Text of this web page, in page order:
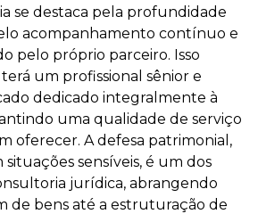
se destaca pela profundidade
acompanhamento contínuo e
pelo próprio parceiro. Isso
um profissional sênior e
dedicado integralmente à
uma qualidade de serviço
oferecer. A defesa patrimonial,
sensíveis, é um dos
jurídica, abrangendo
de bens até a estruturação de